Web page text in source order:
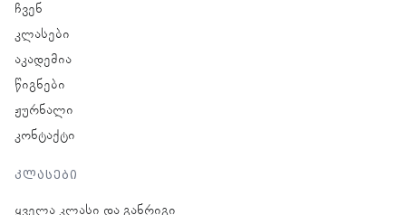
ჩვენ
კლასები
აკადემია
წიგნები
ჟურნალი
კონტაქტი
კლასები
ყველა კლასი და განრიგი